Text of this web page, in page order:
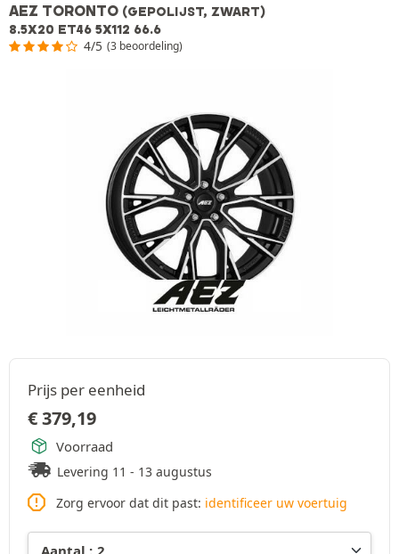
AEZ TORONTO (GEPOLIJST, ZWART)
8.5X20 ET46 5X112 66.6
4/5 (3 beoordeling)
Prijs per eenheid
€379,19
Voorraad
Levering 11 - 13 augustus
Zorg ervoor dat dit past: identificeer uw voertuig